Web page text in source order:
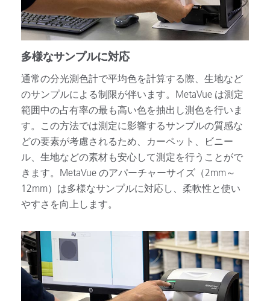
多様なサンプルに対応
通常の分光測色計で平均色を計算する際、生地など
のサンプルによる制限が伴います。MetaVue は測定
範囲中の占有率の最も高い色を抽出し測色を行いま
す。この方法では測定に影響するサンプルの質感な
どの要素が考慮されるため、カーペット、ビニー
ル、生地などの素材も安心して測定を行うことがで
きます。MetaVue のアパーチャーサイズ（2mm～
12mm）は多様なサンプルに対応し、柔軟性と使い
やすさを向上します。